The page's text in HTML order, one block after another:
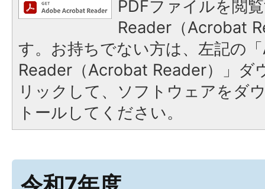
PDFファイルを閲
Reader（Acrobat
す。お持ちでない方は、左記の
Reader（Acrobat Reader）」ダ
リックして、ソフトウェアをダ
トールしてください。